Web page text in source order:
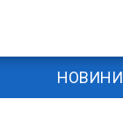
НОВИНИ